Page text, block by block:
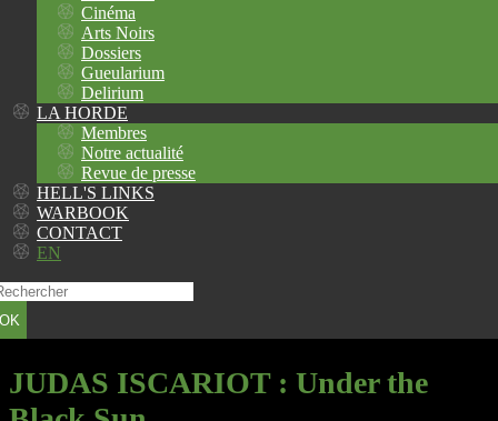
Cinéma
Arts Noirs
Dossiers
Gueularium
Delirium
LA HORDE
Membres
Notre actualité
Revue de presse
HELL'S LINKS
WARBOOK
CONTACT
EN
OK
JUDAS ISCARIOT: Under the